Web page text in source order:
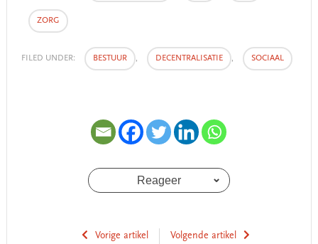
ZORG
FILED UNDER: BESTUUR , DECENTRALISATIE , SOCIAAL
Reageer
Vorige artikel
Volgende artikel